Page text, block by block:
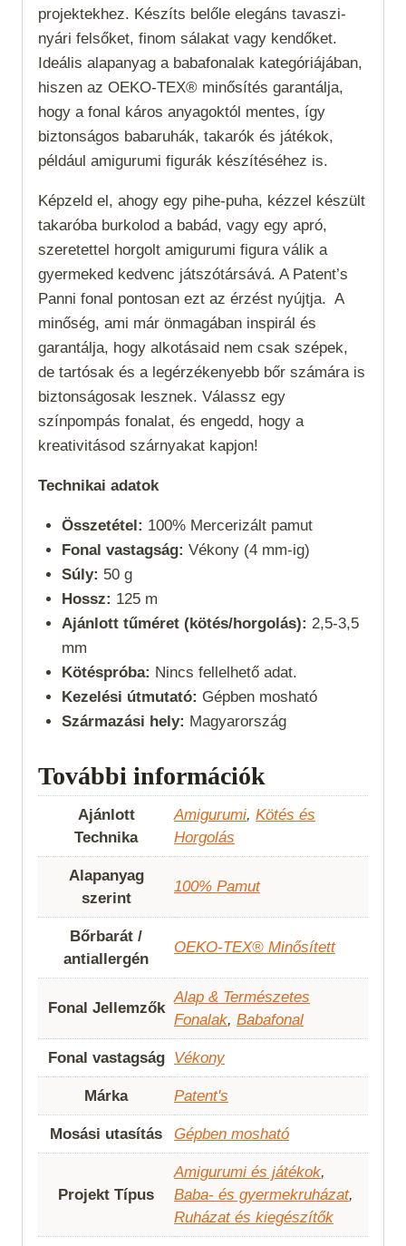
projektekhez. Készíts belőle elegáns tavaszi-
nyári felsőket, finom sálakat vagy kendőket.
Ideális alapanyag a babafonalak kategóriájában,
hiszen az OEKO-TEX® minősítés garantálja,
hogy a fonal káros anyagoktól mentes, így
biztonságos babaruhák, takarók és játékok,
például amigurumi figurák készítéséhez is.
Képzeld el, ahogy egy pihe-puha, kézzel készült
takaróba burkolod a babád, vagy egy apró,
szeretettel horgolt amigurumi figura válik a
gyermeked kedvenc játszótársává. A Patent’s
Panni fonal pontosan ezt az érzést nyújtja. A
minőség, ami már önmagában inspirál és
garantálja, hogy alkotásaid nem csak szépek,
de tartósak és a legérzékenyebb bőr számára is
biztonságosak lesznek. Válassz egy
színpompás fonalat, és engedd, hogy a
kreativitásod szárnyakat kapjon!
Technikai adatok
Összetétel: 100% Mercerizált pamut
Fonal vastagság: Vékony (4 mm-ig)
Súly: 50 g
Hossz: 125 m
Ajánlott tűméret (kötés/horgolás): 2,5-3,5
mm
Kötéspróba: Nincs fellelhető adat.
Kezelési útmutató: Gépben mosható
Származási hely: Magyarország
További információk
Ajánlott
Technika
Amigurumi, Kötés és
Horgolás
Alapanyag
szerint
100% Pamut
Bőrbarát /
antiallergén
OEKO-TEX® Minősített
Fonal Jellemzők
Alap & Természetes
Fonalak, Babafonal
Fonal vastagság Vékony
Márka Patent's
Mosási utasítás Gépben mosható
Projekt Típus
Amigurumi és játékok,
Baba- és gyermekruházat,
Ruházat és kiegészítők